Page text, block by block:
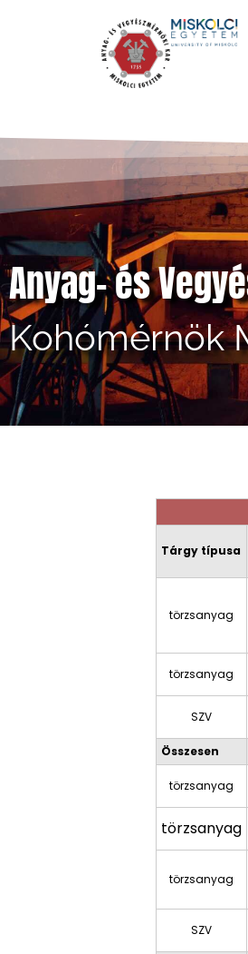
Anyag- és
Kohómérnök
Tárgy típusa
törzsanyag
törzsanyag
SZV
Összesen
törzsanyag
törzsanyag
törzsanyag
SZV